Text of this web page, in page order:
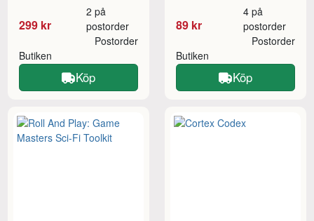
299 kr
2 på
postorder
Butiken
Postorder
Köp
89 kr
4 på
postorder
Butiken
Postorder
Köp